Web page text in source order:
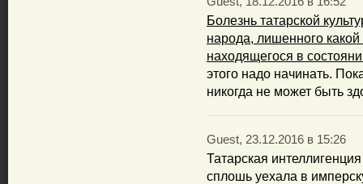
Болезнь татарской
народа, лишенного
находящегося в
этого надо начинать.
никогда не может быть
Guest, 23.12.2016 в 15:26
Татарская
сплошь уехала в